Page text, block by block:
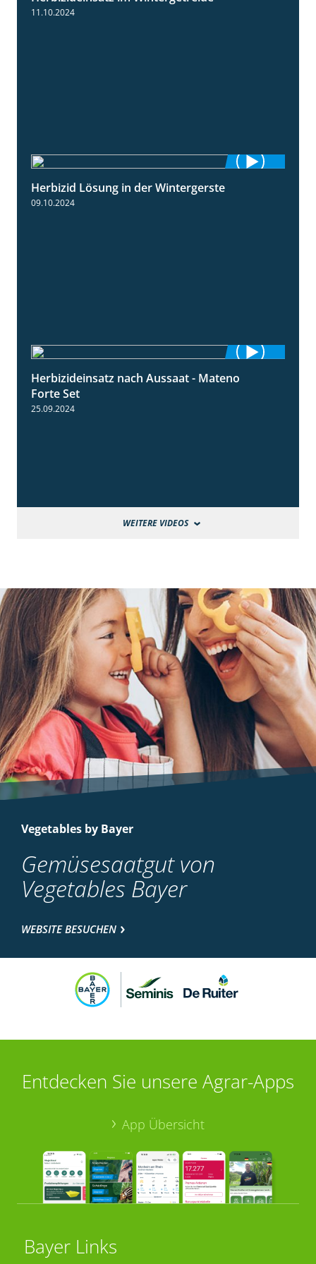
11.10.2024
Herbizid Lösung in der Wintergerste
09.10.2024
Herbizideinsatz nach Aussaat - Mateno
Forte Set
25.09.2024
WEITERE VIDEOS
Vegetables by Bayer
Gemüsesaatgut von
Vegetables Bayer
WEBSITE BESUCHEN
Entdecken Sie unsere Agrar-Apps
App Übersicht
Bayer Links